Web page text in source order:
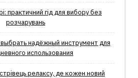
практичний гід для вибору без
розчарувань
надёжный инструмент для
использования
релаксу, де кожен новий